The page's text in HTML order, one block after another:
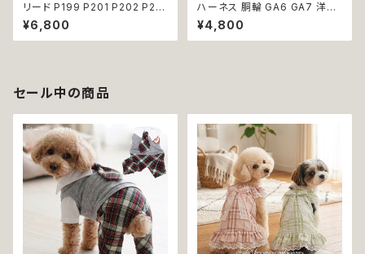
リード P199 P201 P202 P20
3 P204 ペット 犬 ドッグリード
犬リード ビーズ チェーン ハート
りぼん クリア パステル パール風
品交換不可
¥6,800
ハーネス 胴輪 GA6 GA7 洋服
のようなハーネス ワンピース風
引っ張り防止 散歩 お出掛け ド
ッグウエア 犬 猫 ペット 服 犬服
¥4,800
セール中の商品